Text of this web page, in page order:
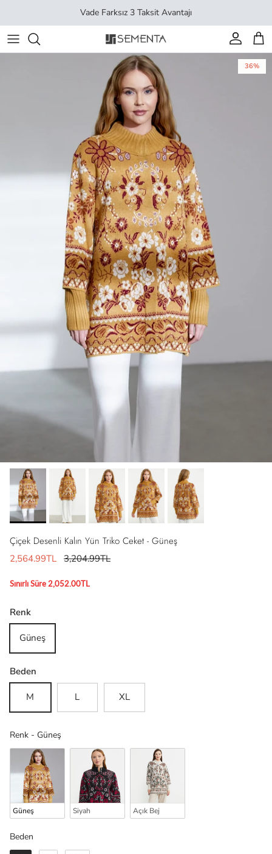
Vade Farksız 3 Taksit Avantajı
Hesap
36%
Çiçek Desenli Kalın Yün Triko Ceket - Güneş
2,564.99TL 3,204.99TL
Sınırlı Süre 2,052.00TL
Renk
Güneş
Beden
M L XL
Renk - Güneş
Güneş Siyah Açık Bej
Beden
Beden